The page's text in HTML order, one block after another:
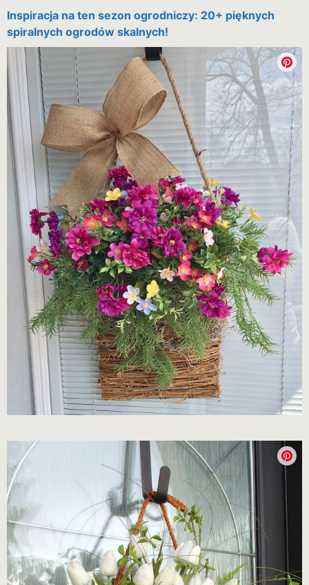
Inspiracja na ten sezon ogrodniczy: 20+ pięknych
spiralnych ogrodów skalnych!